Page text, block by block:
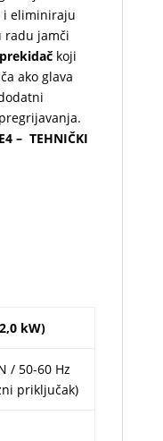
i eliminiraju
radu jamči
koji
ako glava
– TEHNIČKI
kW)
/ 50-60 Hz
priključak)